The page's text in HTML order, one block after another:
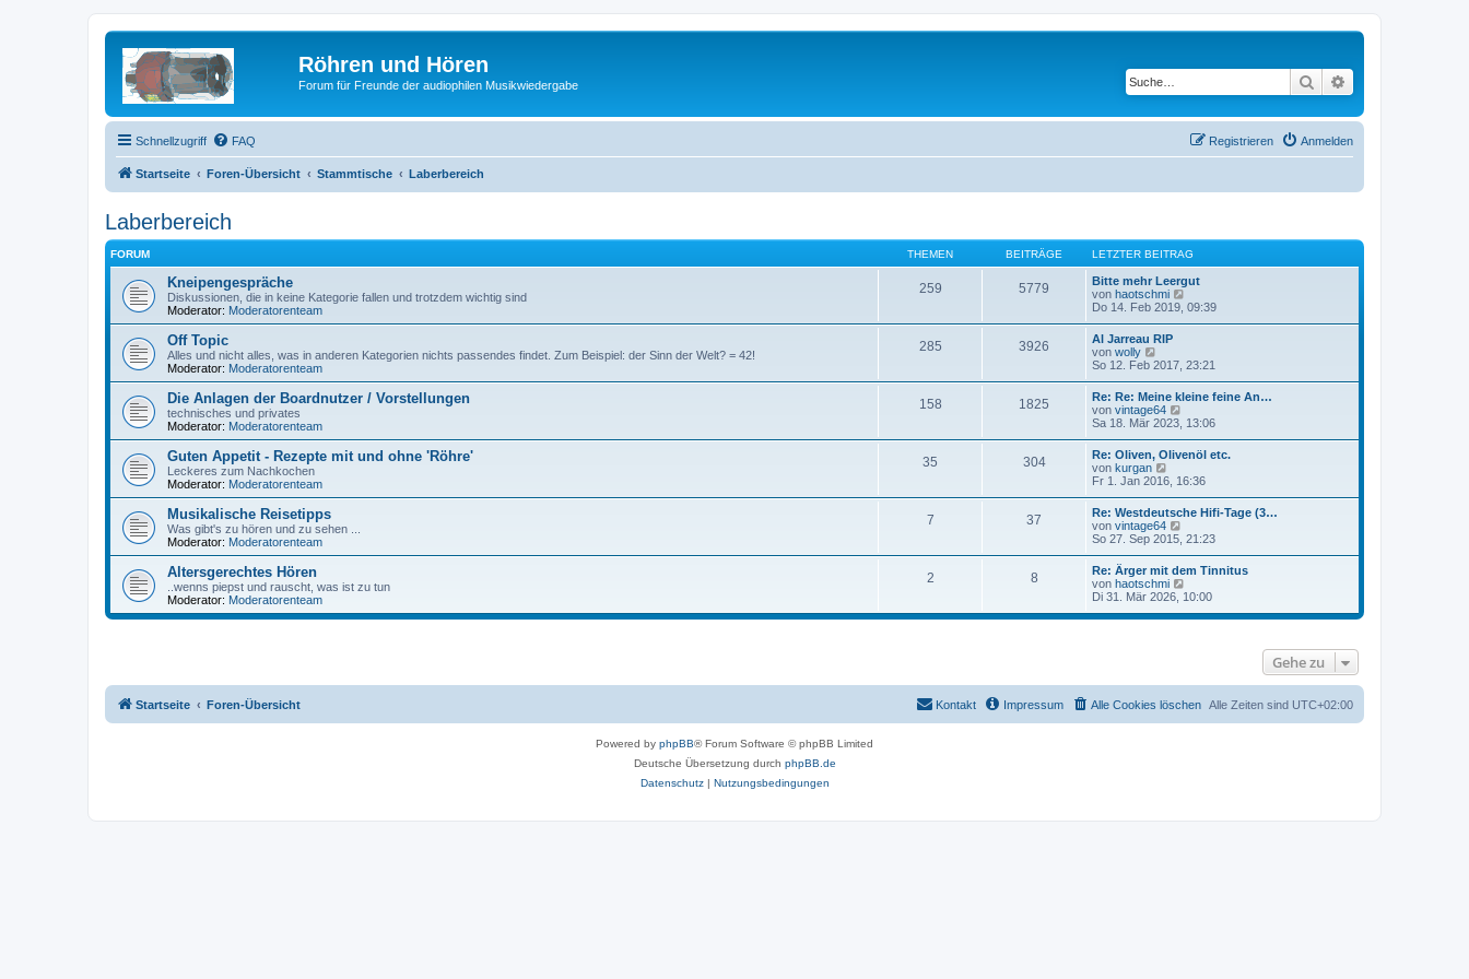
Röhren und Hören
Forum für Freunde der audiophilen Musikwiedergabe Suche
Schnellzugriff FAQ Anmelden
Registrieren
Startseite Foren-Übersicht Stammtische Laberbereich
Laberbereich
FORUM THEMEN BEITRÄGE LETZTER BEITRAG
Kneipengespräche
Diskussionen, die in keine Kategorie fallen und trotzdem wichtig sind
Moderator: Moderatorenteam
259 5779
Bitte mehr Leergut
von haotschmi
e
t
e
r
B
i
t
r
a
g
Do 14. Feb 2019, 09:39
Off Topic
Alles und nicht alles, was in anderen Kategorien nichts passendes findet. Zum Beispiel: der Sinn der Welt? = 42!
Moderator: Moderatorenteam
285 3926
Al Jarreau RIP
von wolly
e
e
s
t
e
r
B
e
i
t
r
a
g
So 12. Feb 2017, 23:21
Die Anlagen der Boardnutzer / Vorstellungen
technisches und privates
Moderator: Moderatorenteam
158 1825
Re: Re: Meine kleine feine An…
von vintage64
e
s
t
e
r
B
t
r
a
g
Sa 18. Mär 2023, 13:06
Guten Appetit - Rezepte mit und ohne 'Röhre'
Leckeres zum Nachkochen
Moderator: Moderatorenteam
35 304
Re: Oliven, Olivenöl etc.
von kurgan
e
s
t
e
r
B
e
i
t
r
Fr 1. Jan 2016, 16:36
Musikalische Reisetipps
Was gibt's zu hören und zu sehen ...
Moderator: Moderatorenteam
7 37
Re: Westdeutsche Hifi-Tage (3…
von vintage64
e
s
t
e
r
g
So 27. Sep 2015, 21:23
Altersgerechtes Hören
..wenns piepst und rauscht, was ist zu tun
Moderator: Moderatorenteam
2 8
Re: Ärger mit dem Tinnitus
von haotschmi
e
e
B
e
i
t
Di 31. Mär 2026, 10:00
Gehe zu
Startseite Foren-Übersicht Alle Zeiten sind UTC+02:00
Alle Cookies löschen
Impressum
Kontakt
Powered by phpBB® Forum Software © phpBB Limited
Deutsche Übersetzung durch phpBB.de
Datenschutz| Nutzungsbedingungen